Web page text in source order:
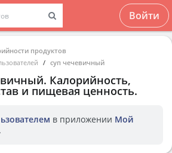
Войти
продуктов
суп чечевичный
. Калорийность,
и пищевая ценность.
в приложении Мой
.